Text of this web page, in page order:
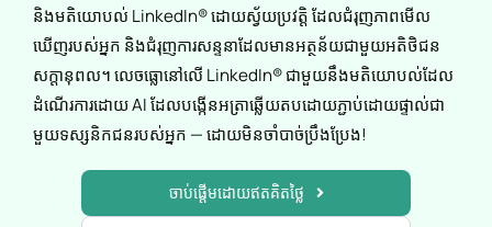
និងមតិយោបល់ LinkedIn® ដោយស្វ័យប្រវត្តិ ដែលជំរុញភាពមើល
ឃើញរបស់អ្នក និងជំរុញការសន្ទនាដែលមានអត្ថន័យជាមួយអតិថិជន
សក្តានុពល។ លេចធ្លោនៅលើ LinkedIn® ជាមួយនឹងមតិយោបល់ដែល
ដំណើរការដោយ AI ដែលបង្កើនអត្រាឆ្លើយតបដោយភ្ជាប់ដោយផ្ទាល់ជា
មួយទស្សនិកជនរបស់អ្នក — ដោយមិនចាំបាច់ប្រឹងប្រែង!
ចាប់ផ្តើមដោយឥតគិតថ្លៃ